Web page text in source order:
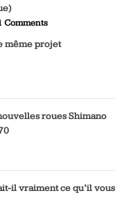
Comments
même projet
roues Shimano
il vraiment ce qu’il vous